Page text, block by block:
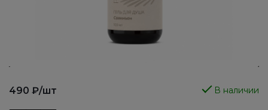
490 ₽/шт В наличии